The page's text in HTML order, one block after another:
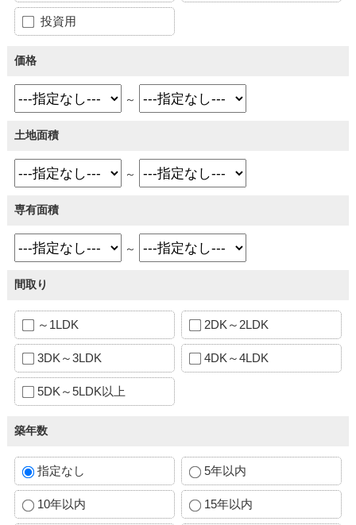
投資用
価格
～
土地面積
～
専有面積
～
間取り
～1LDK 2DK～2LDK
3DK～3LDK 4DK～4LDK
5DK～5LDK以上
築年数
指定なし 5年以内
10年以内 15年以内